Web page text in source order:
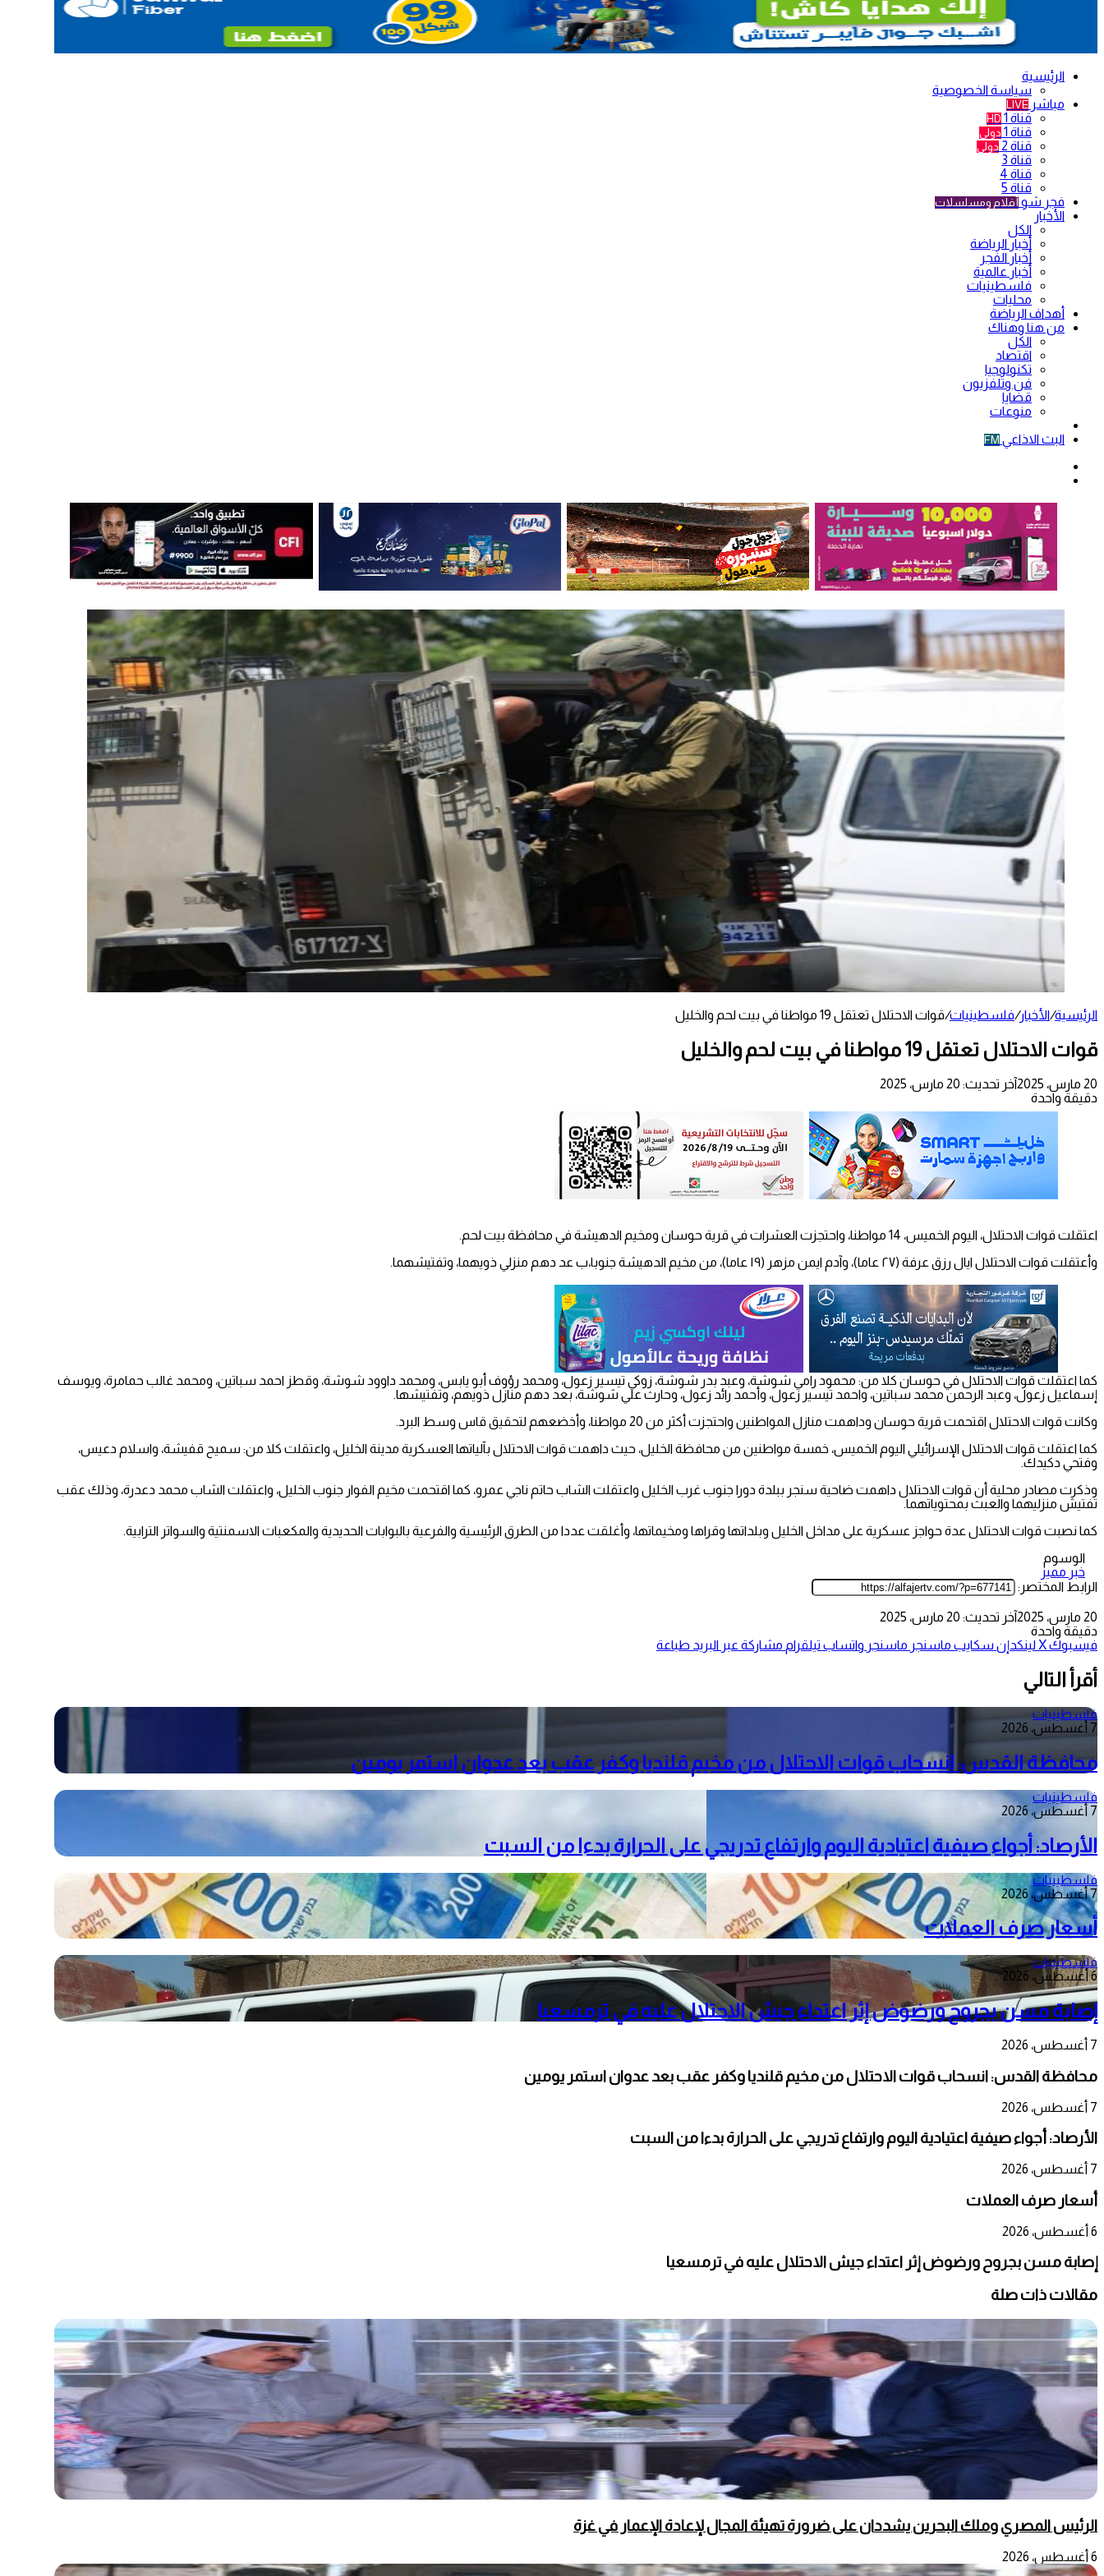
الرئيسية
سياسة الخصوصية
مباشر LIVE
قناة 1 HD
قناة 1 دولي
قناة 2 دولي
قناة 3
قناة 4
قناة 5
فجر شو أفلام ومسلسلات
الأخبار
الكل
أخبار الرياضة
أخبار الفجر
أخبار عالمية
فلسطينيات
محليات
أهداف الرياضة
من هنا وهناك
الكل
اقتصاد
تكنولوجيا
فن وتلفزيون
قضايا
منوعات
البث الاذاعي FM
الرئيسية/الأخبار/فلسطينيات/قوات الاحتلال تعتقل 19 مواطنا في بيت لحم والخليل
قوات الاحتلال تعتقل 19 مواطنا في بيت لحم والخليل
20 مارس، 2025
آخر تحديث: 20 مارس، 2025
دقيقة واحدة
اعتقلت قوات الاحتلال، اليوم الخميس، 14 مواطنا، واحتجزت العشرات في قرية حوسان ومخيم الدهيشة في محافظة بيت لحم.
وأعتقلت قوات الاحتلال ايال رزق عرفة (٢٧ عاما)، وآدم ايمن مزهر (١٩ عاما)، من مخيم الدهيشة جنوبا،ب عد دهم منزلي ذويهما، وتفتيشهما.
كما اعتقلت قوات الاحتلال في حوسان كلا من: محمود رامي شوشة، وعبد بدر شوشة، زوكي تيسير زعول، ومحمد رؤوف أبو يابس، ومحمد داوود شوشة، وقطز احمد سباتين، ومحمد غالب حمامرة، ويوسف
إسماعيل زعول، وعبد الرحمن محمد سباتين، واحمد تيسير زعول، وأحمد رائد زعول، وحارث علي شوشة، بعد دهم منازل ذويهم، وتفتيشها.
وكانت قوات الاحتلال اقتحمت قرية حوسان وداهمت منازل المواطنين واحتجزت أكثر من 20 مواطنا، وأخضعهم لتحقيق قاس وسط البرد.
كما اعتقلت قوات الاحتلال الإسرائيلي اليوم الخميس، خمسة مواطنين من محافظة الخليل، حيث داهمت قوات الاحتلال بآلياتها العسكرية مدينة الخليل، واعتقلت كلا من: سميح قفيشة، واسلام دعيس،
وفتحي دكيدك.
وذكرت مصادر محلية أن قوات الاحتلال داهمت ضاحية سنجر ببلدة دورا جنوب غرب الخليل واعتقلت الشاب حاتم ناجي عمرو، كما اقتحمت مخيم الفوار جنوب الخليل، واعتقلت الشاب محمد دعدرة، وذلك عقب
تفتيش منزليهما والعبث بمحتوياتهما.
كما نصبت قوات الاحتلال عدة حواجز عسكرية على مداخل الخليل وبلداتها وقراها ومخيماتها، وأغلقت عددا من الطرق الرئيسية والفرعية بالبوابات الحديدية والمكعبات الاسمنتية والسواتر الترابية.
الوسوم
خبر مميز
الرابط المختصر:
20 مارس، 2025
آخر تحديث: 20 مارس، 2025
دقيقة واحدة
فيسبوك‫Xلينكدإن سكايب ماسنجر ماسنجر واتساب تيلقرام مشاركة عبر البريد طباعة
أقرأ التالي
فلسطينيات
7 أغسطس، 2026
محافظة القدس: انسحاب قوات الاحتلال من مخيم قلنديا وكفر عقب بعد عدوان استمر يومين
فلسطينيات
7 أغسطس، 2026
الأرصاد: أجواء صيفية اعتيادية اليوم وارتفاع تدريجي على الحرارة بدءا من السبت
فلسطينيات
7 أغسطس، 2026
أسعار صرف العملات
فلسطينيات
6 أغسطس، 2026
إصابة مسن بجروح ورضوض إثر اعتداء جيش الاحتلال عليه في ترمسعيا
7 أغسطس، 2026
محافظة القدس: انسحاب قوات الاحتلال من مخيم قلنديا وكفر عقب بعد عدوان استمر يومين
7 أغسطس، 2026
الأرصاد: أجواء صيفية اعتيادية اليوم وارتفاع تدريجي على الحرارة بدءا من السبت
7 أغسطس، 2026
أسعار صرف العملات
6 أغسطس، 2026
إصابة مسن بجروح ورضوض إثر اعتداء جيش الاحتلال عليه في ترمسعيا
مقالات ذات صلة
الرئيس المصري وملك البحرين يشددان على ضرورة تهيئة المجال لإعادة الإعمار في غزة
6 أغسطس، 2026